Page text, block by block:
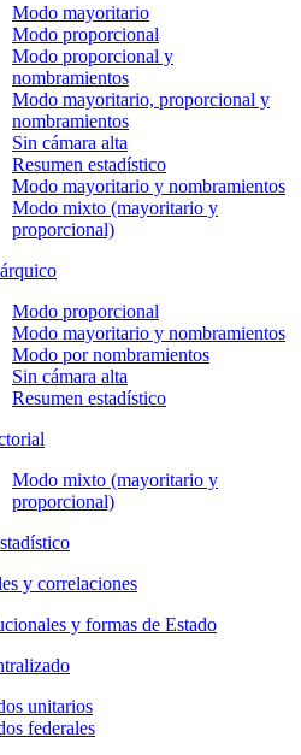
Modo mayoritario
Modo proporcional
Modo proporcional y
nombramientos
Modo mayoritario, proporcional y
nombramientos
Sin cámara alta
Resumen estadístico
Modo mayoritario y nombramientos
Modo mixto (mayoritario y
proporcional)
Modo proporcional
Modo mayoritario y nombramientos
Modo por nombramientos
Sin cámara alta
Resumen estadístico
Modo mixto (mayoritario y
proporcional)
y correlaciones
y formas de Estado
unitarios
federales